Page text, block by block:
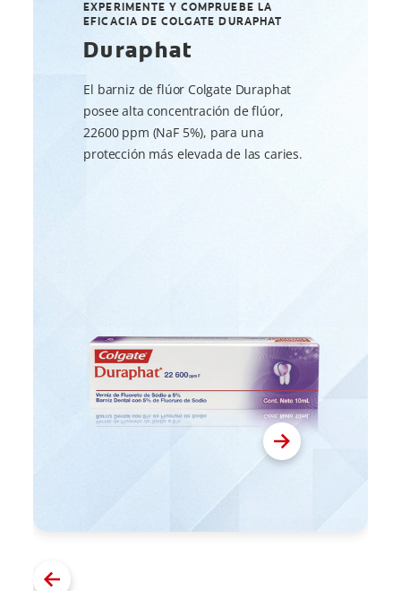
EXPERIMENTE Y COMPRUEBE LA
EFICACIA DE COLGATE DURAPHAT
Duraphat
El barniz de flúor Colgate Duraphat
posee alta concentración de flúor,
22600 ppm (NaF 5%), para una
protección más elevada de las caries.